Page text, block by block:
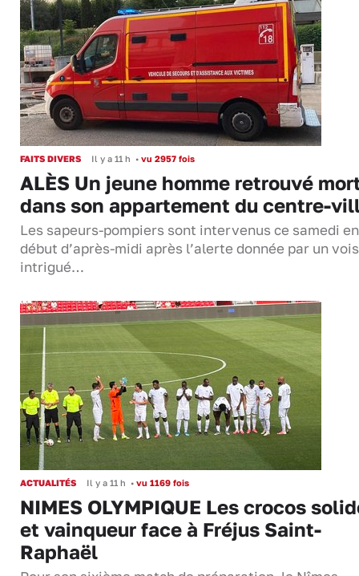
FAITS DIVERS Il y a 11 h • vu 2957 fois
ALÈS Un jeune homme retrouvé
dans son appartement du centre-
Les sapeurs-pompiers sont intervenus ce samedi en
début d’après-midi après l’alerte donnée par un
intrigué…
ACTUALITÉS Il y a 11 h • vu 1169 fois
NIMES OLYMPIQUE Les crocos
et vainqueur face à Fréjus Saint-
Raphaël